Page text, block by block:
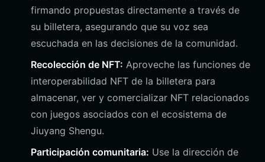
firmando propuestas directamente a través de
su billetera, asegurando que su voz sea
escuchada en las decisiones de la comunidad.
Recolección de NFT: Aproveche las funciones de
interoperabilidad NFT de la billetera para
almacenar, ver y comercializar NFT relacionados
con juegos asociados con el ecosistema de
Jiuyang Shengu.
Participación comunitaria: Use la dirección de